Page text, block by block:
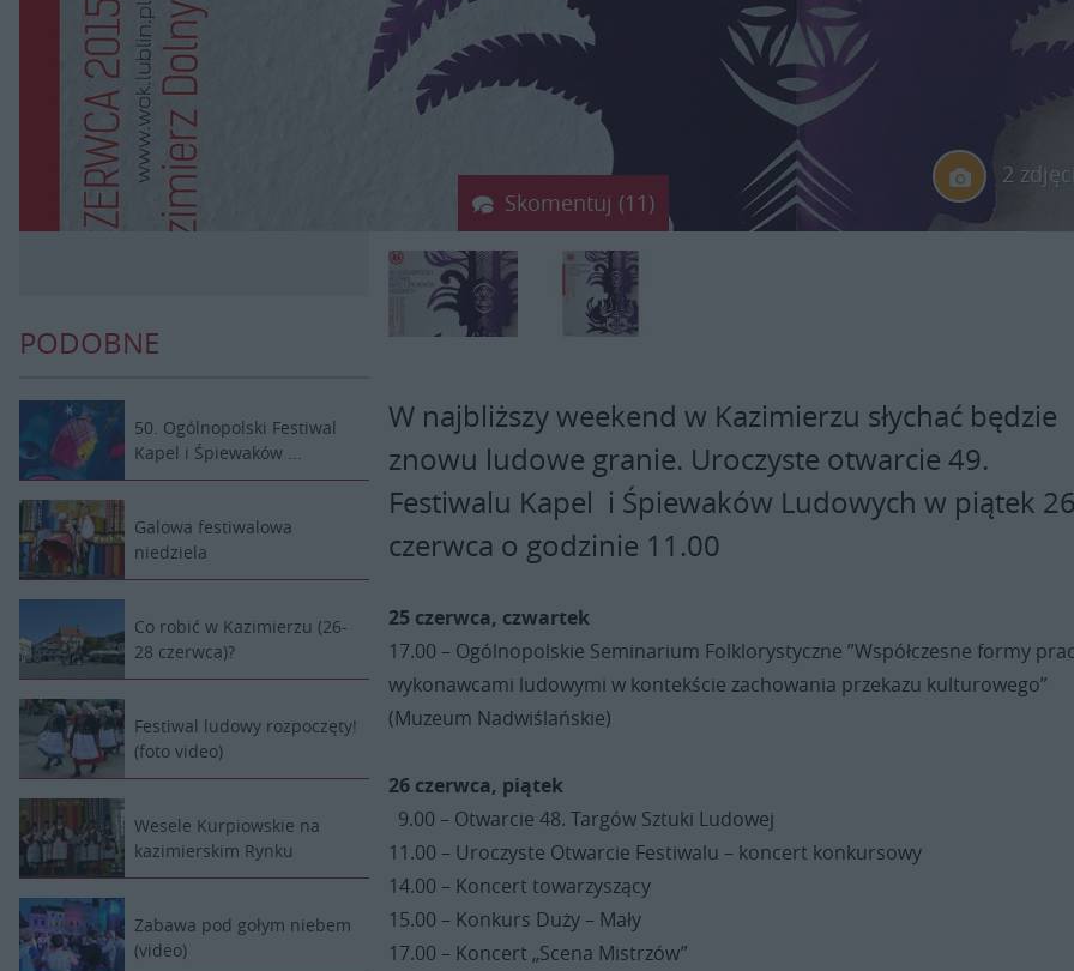
2
Skomentuj (11)
PODOBNE
50. Ogólnopolski Festiwal
Kapel i Śpiewaków ...
Galowa festiwalowa
niedziela
Co robić w Kazimierzu (26-
28 czerwca)?
Festiwal ludowy rozpoczęty!
(foto video)
Wesele Kurpiowskie na
kazimierskim Rynku
Zabawa pod gołym niebem
(video)
W najbliższy weekend w Kazimierzu słychać będzie
znowu ludowe granie. Uroczyste otwarcie 49.
Festiwalu Kapel i Śpiewaków Ludowych w piątek
czerwca o godzinie 11.00
25 czerwca, czwartek
17.00 – Ogólnopolskie Seminarium Folklorystyczne ”Współczesne formy
wykonawcami ludowymi w kontekście zachowania przekazu kulturowego”
(Muzeum Nadwiślańskie)
26 czerwca, piątek
9.00 – Otwarcie 48. Targów Sztuki Ludowej
11.00 – Uroczyste Otwarcie Festiwalu – koncert konkursowy
14.00 – Koncert towarzyszący
15.00 – Konkurs Duży – Mały
17.00 – Koncert „Scena Mistrzów”